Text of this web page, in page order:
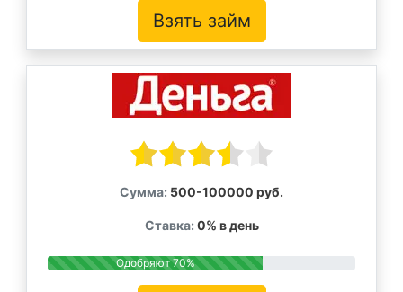
Взять займ
Сумма: 500-100000 руб.
Ставка: 0% в день
Одобряют 70%